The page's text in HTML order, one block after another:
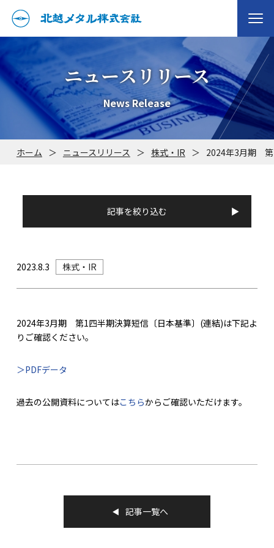
ニュースリリース
News Release
ホーム ＞ ニュースリリース ＞ 株式・IR ＞ 2024年3月期 第
記事を絞り込む
2023.8.3 株式・IR
2024年3月期 第1四半期決算短信〔日本基準〕(連結)は下記よ
りご確認ください。
＞PDFデータ
過去の公開資料についてはこちらからご確認いただけます。
記事一覧へ